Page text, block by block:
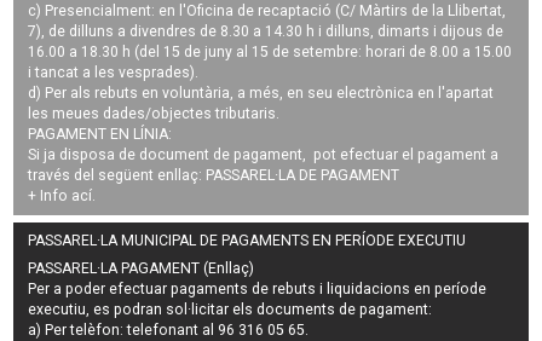
c) Presencialment: en l'Oficina de recaptació (C/ Màrtirs de la Llibertat,
7), de dilluns a divendres de 8.30 a 14.30 h i dilluns, dimarts i dijous de
16.00 a 18.30 h (del 15 de juny al 15 de setembre: horari de 8.00 a 15.00
i tancat a les vesprades).
d) Per als rebuts en voluntària, a més, en seu electrònica en l'apartat
les meues dades/objectes tributaris.
PAGAMENT EN LÍNIA:
Si ja disposa de document de pagament, pot efectuar el pagament a
través del següent enllaç: PASSAREL·LA DE PAGAMENT
+ Info ací.
PASSAREL·LA MUNICIPAL DE PAGAMENTS EN PERÍODE EXECUTIU
PASSAREL·LA PAGAMENT (Enllaç)
Per a poder efectuar pagaments derebuts i liquidacions en període
executiu, es podran sol·licitar els documents de pagament:
a) Per telèfon: telefonant al 96 316 05 65.